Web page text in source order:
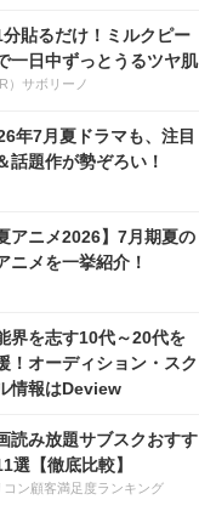
分貼るだけ！ミルクピー
一日中ずっとうるツヤ肌
）サボリーノ
年7月夏ドラマも、注目
話題作が勢ぞろい！
アニメ2026】7月期夏の
ニメを一挙紹介！
界を志す10代～20代を
！オーディション・スク
情報はDeview
読み放題サブスクおすす
選【徹底比較】
コン顧客満足度ランキング